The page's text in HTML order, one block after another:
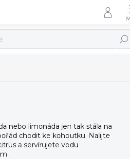
nebo limonáda jen tak stála na
chodit ke kohoutku. Nalijte
a servírujete vodu